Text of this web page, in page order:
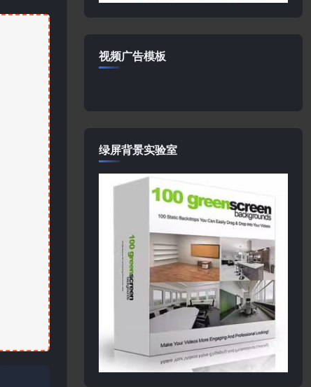
视频广告模板
绿屏背景实验室